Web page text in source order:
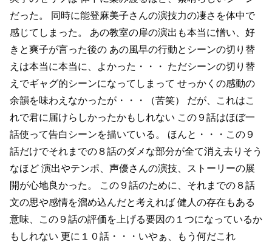
だった。
同時に能登麻美子さんの演技力の凄さを体中で
感じてしまった。
あの教室の扉の演出も本当に憎い、好
きと爽子が言った後の あの風早の行動とシーンの切り替
えは本当に本当に、よかった・・・
ただシーンの切り替
えでギャグ的シーンになってしまって せっかくの感動の
余韻を味わえなかったが・・・（苦笑）
だが、これはこ
れで君に届けらしかったかもしれない この９話はほぼ一
話使って告白シーンを描いている。
ほんと・・・この９
話だけでそれまでの８話のダメな部分が全て消え去りそう
なほど 演出やテンポ、声優さんの演技、ストーリーの展
開が心地良かった。
この９話のために、それまでの８話
文の思や感情を溜め込んだと考えれば 健人の存在もある
意味、この９話の評価を上げる要因の１つになっているか
もしれない 更に１０話・・・いやぁ、もう何だこれ